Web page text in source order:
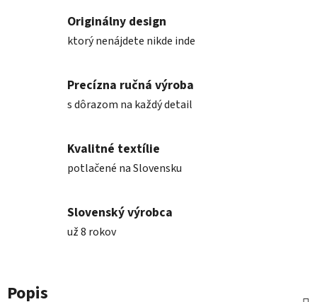
Originálny design
ktorý nenájdete nikde inde
Precízna ručná výroba
s dôrazom na každý detail
Kvalitné textílie
potlačené na Slovensku
Slovenský výrobca
už 8 rokov
Popis